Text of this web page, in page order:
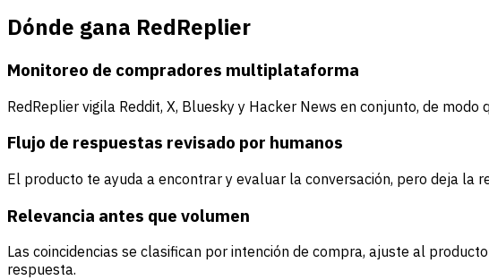
Dónde gana RedReplier
Monitoreo de compradores multiplataforma
RedReplier vigila Reddit, X, Bluesky y Hacker News en conjunto, de
Flujo de respuestas revisado por humanos
El producto te ayuda a encontrar y evaluar la conversación, pero deja
Relevancia antes que volumen
Las coincidencias se clasifican por intención de compra, ajuste al
respuesta.